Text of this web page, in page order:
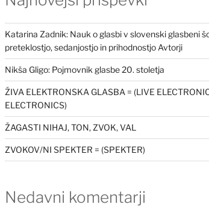
Katarina Zadnik: Nauk o glasbi v slovenski glasbeni
preteklostjo, sedanjostjo in prihodnostjo Avtorji
Nikša Gligo: Pojmovnik glasbe 20. stoletja
ŽIVA ELEKTRONSKA GLASBA = (LIVE
ELECTRONICS)
ŽAGASTI NIHAJ, TON, ZVOK, VAL
ZVOKOV/NI SPEKTER = (SPEKTER)
Nedavni komentarji